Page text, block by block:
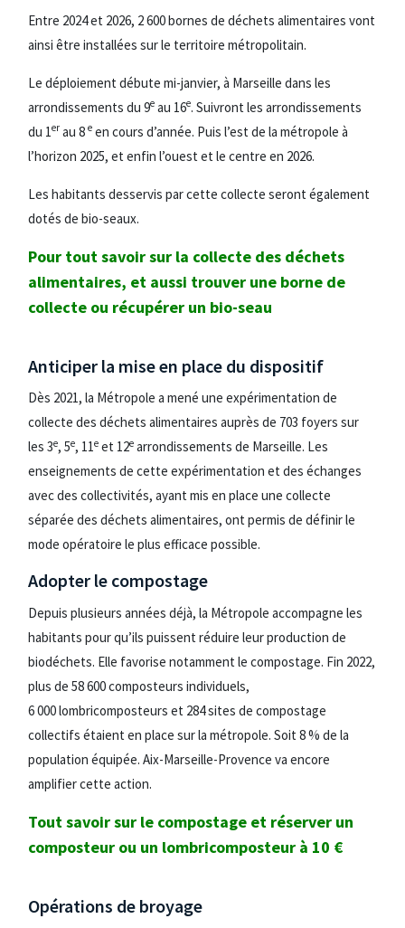
Entre 2024 et 2026, 2 600 bornes de déchets alimentaires vont
ainsi être installées sur le territoire métropolitain.
Le déploiement débute mi-janvier, à Marseille dans les
arrondissements du 9e au 16e. Suivront les arrondissements
du 1er au 8 e en cours d’année. Puis l’est de la métropole à
l’horizon 2025, et enfin l’ouest et le centre en 2026.
Les habitants desservis par cette collecte seront également
dotés de bio-seaux.
Pour tout savoir sur la collecte des déchets
alimentaires, et aussi trouver une borne de
collecte ou récupérer un bio-seau
Anticiper la mise en place du dispositif
Dès 2021, la Métropole a mené une expérimentation de
collecte des déchets alimentaires auprès de 703 foyers sur
les 3e, 5e, 11e et 12e arrondissements de Marseille. Les
enseignements de cette expérimentation et des échanges
avec des collectivités, ayant mis en place une collecte
séparée des déchets alimentaires, ont permis de définir le
mode opératoire le plus efficace possible.
Adopter le compostage
Depuis plusieurs années déjà, la Métropole accompagne les
habitants pour qu’ils puissent réduire leur production de
biodéchets. Elle favorise notamment le compostage. Fin 2022,
plus de 58 600 composteurs individuels,
6 000 lombricomposteurs et 284 sites de compostage
collectifs étaient en place sur la métropole. Soit 8 % de la
population équipée. Aix-Marseille-Provence va encore
amplifier cette action.
Tout savoir sur le compostage et réserver un
composteur ou un lombricomposteur à 10 €
Opérations de broyage